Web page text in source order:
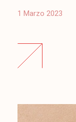
1 Marzo 2023